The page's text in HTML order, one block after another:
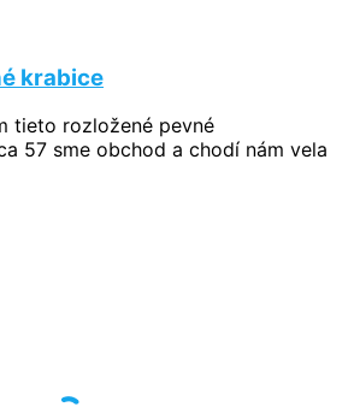
krabice
tieto rozložené pevné
57 sme obchod a chodí nám vela